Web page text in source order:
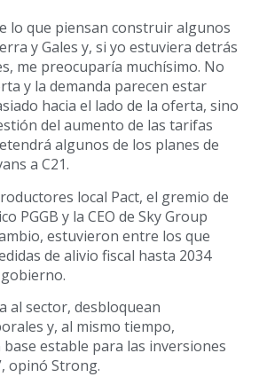
lo que piensan construir algunos
y Gales y, si yo estuviera detrás
me preocuparía muchísimo. No
y la demanda parecen estar
hacia el lado de la oferta, sino
del aumento de las tarifas
algunos de los planes de
a C21.
local Pact, el gremio de
PGGB y la CEO de Sky Group
estuvieron entre los que
de alivio fiscal hasta 2034
al sector, desbloquean
y, al mismo tiempo,
estable para las inversiones
opinó Strong.